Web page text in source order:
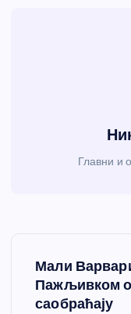
Главни и
Мали
Пажљивком о
саобраћају